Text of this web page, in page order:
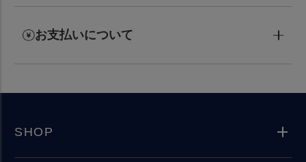
お支払いについて
SHOP